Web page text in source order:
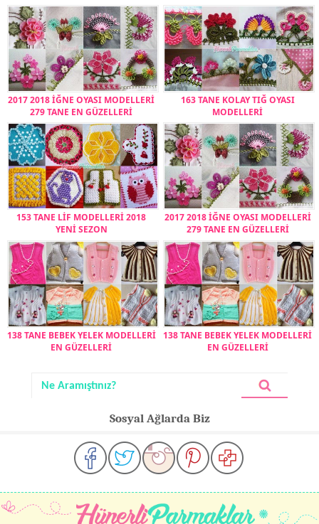
2017 2018 İĞNE OYASI MODELLERİ
279 TANE EN GÜZELLERİ
163 TANE KOLAY TIĞ OYASI
MODELLERİ
153 TANE LİF MODELLERİ 2018
YENİ SEZON
2017 2018 İĞNE OYASI MODELLERİ
279 TANE EN GÜZELLERİ
138 TANE BEBEK YELEK MODELLERİ
EN GÜZELLERİ
138 TANE BEBEK YELEK MODELLERİ
EN GÜZELLERİ
Sosyal Ağlarda Biz